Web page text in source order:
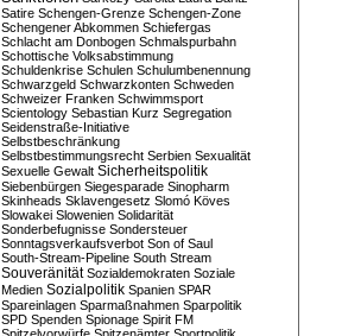
Satire Schengen-Grenze Schengen-Zone
Schengener Abkommen Schiefergas
Schlacht am Donbogen Schmalspurbahn
Schottische Volksabstimmung
Schuldenkrise Schulen Schulumbenennung
Schwarzgeld Schwarzkonten Schweden
Schweizer Franken Schwimmsport
Scientology Sebastian Kurz Segregation
Seidenstraße-Initiative
Selbstbeschränkung
Selbstbestimmungsrecht Serbien Sexualität
Sexuelle Gewalt Sicherheitspolitik
Siebenbürgen Siegesparade Sinopharm
Skinheads Sklavengesetz Slomó Köves
Slowakei Slowenien Solidarität
Sonderbefugnisse Sondersteuer
Sonntagsverkaufsverbot Son of Saul
South-Stream-Pipeline South Stream
Souveränität Sozialdemokraten Soziale
Medien Sozialpolitik Spanien SPAR
Spareinlagen Sparmaßnahmen Sparpolitik
SPD Spenden Spionage Spirit FM